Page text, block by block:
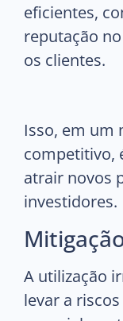
eficientes,
reputação
os clientes.
Isso, em um
competitivo,
atrair novos
investidores.
A utilização
levar a